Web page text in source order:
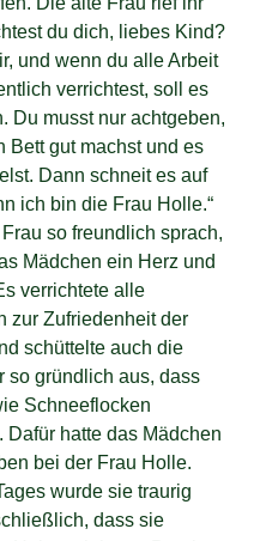
du dich, liebes Kind?
und wenn du alle Arbeit
verrichtest, soll es
Du musst nur achtgeben,
Bett gut machst und es
Dann schneit es auf
ich bin die Frau Holle.“
so freundlich sprach,
Mädchen ein Herz und
verrichtete alle
zur Zufriedenheit der
schüttelte auch die
so gründlich aus, dass
Schneeflocken
Dafür hatte das Mädchen
bei der Frau Holle.
wurde sie traurig
dass sie